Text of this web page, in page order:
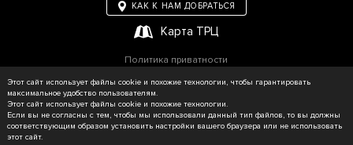
КАК К НАМ ДОБРАТЬСЯ
Карта ТРЦ
Политика приватности
© RETROVILLE, 2026 Все права защищены
Этот сайт использует файлы cookie и похожие технологии, чтобы гарантировать
максимальное удобство пользователям.
Этот сайт использует файлы cookie и похожие технологии.
Если вы не согласны с тем, чтобы мы использовали данный тип файлов, то вы должны
соответствующим образом установить настройки вашего браузера или не использовать
этот сайт.